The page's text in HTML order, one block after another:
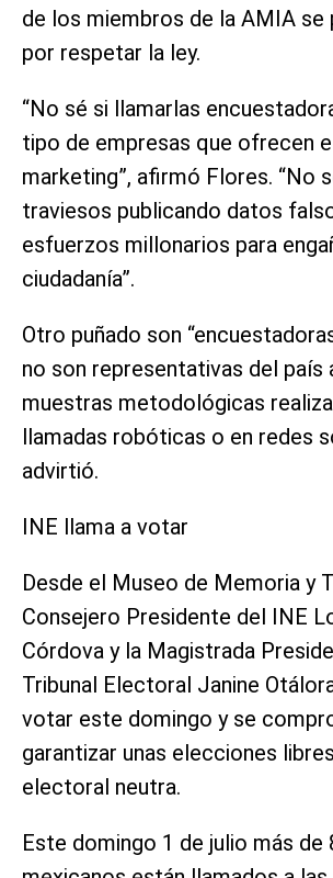
de los miembros de la AMIA se
por respetar la ley.
“No sé si llamarlas
tipo de empresas que ofrecen
marketing”, afirmó Flores. “No
traviesos publicando datos
esfuerzos millonarios para
ciudadanía”.
Otro puñado son
no son representativas del país
muestras metodológicas
llamadas robóticas o en redes
advirtió.
INE llama a votar
Desde el Museo de Memoria y
Consejero Presidente del INE
Córdova y la Magistrada
Tribunal Electoral Janine
votar este domingo y se
garantizar unas elecciones
electoral neutra.
Este domingo 1 de julio más de